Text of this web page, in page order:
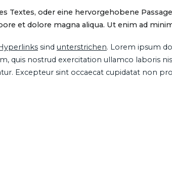
Textes, oder eine hervorgehobene
et dolore magna aliqua. Ut enim ad
sind unterstrichen. Lorem ipsum
quis nostrud exercitation ullamco laboris
Excepteur sint occaecat cupidatat non